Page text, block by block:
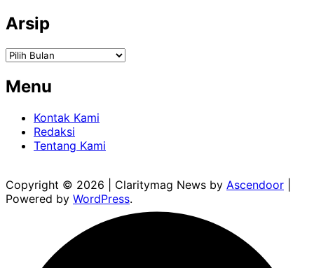
Arsip
Arsip
Menu
Kontak Kami
Redaksi
Tentang Kami
Copyright © 2026 | Claritymag News by Ascendoor
Powered by WordPress.